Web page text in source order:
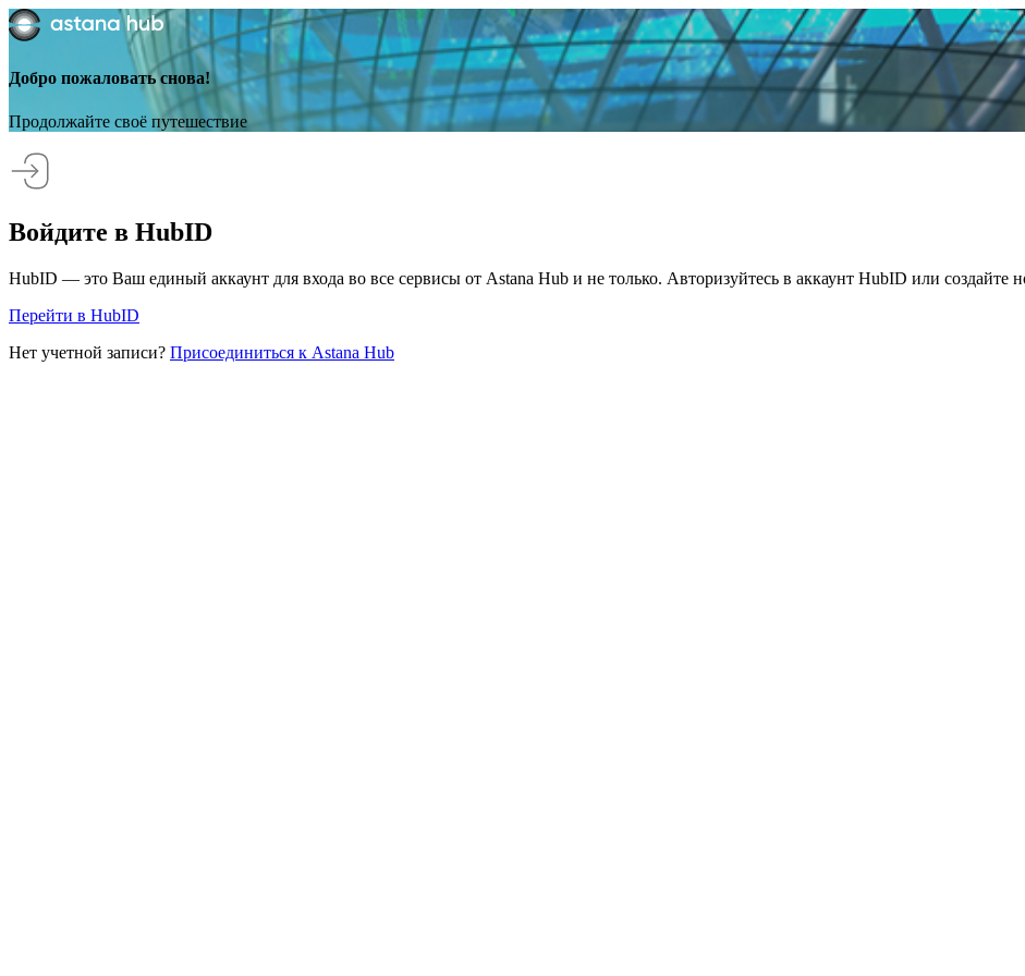
Добро пожаловать снова!
Продолжайте своё путешествие
Войдите в HubID
HubID — это Ваш единый аккаунт для входа во все сервисы от Astana Hub и не только. Авторизуйтесь в аккаунт HubID или создайте
Перейти в HubID
Нет учетной записи? Присоединиться к Astana Hub